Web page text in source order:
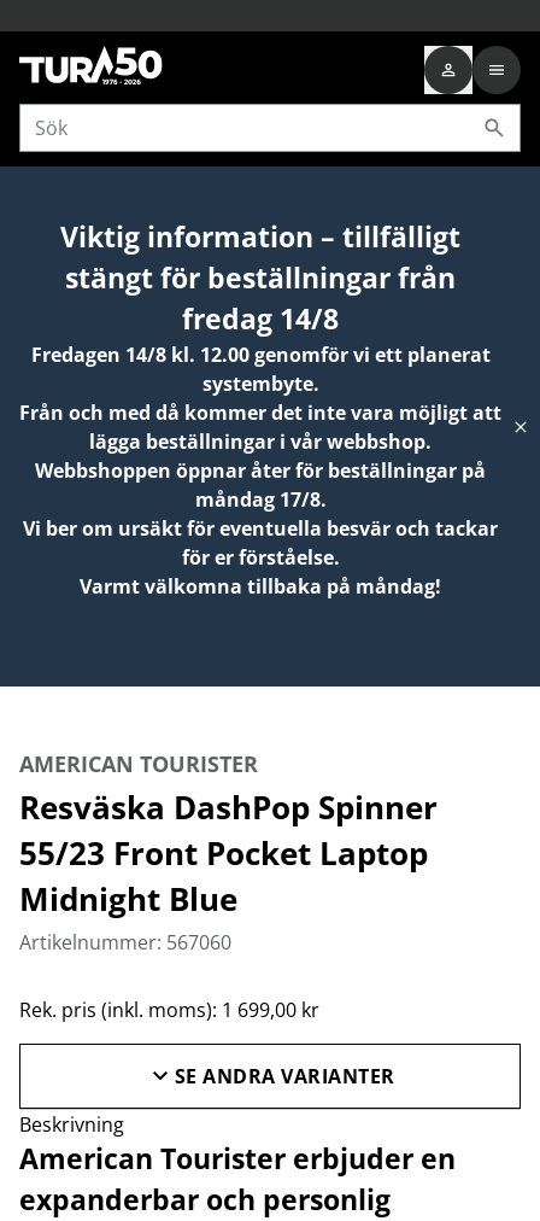
Viktig information – tillfälligt
stängt för beställningar från
fredag 14/8
Fredagen 14/8 kl. 12.00 genomför vi ett planerat
systembyte.
Från och med då kommer det inte vara möjligt att
lägga beställningar i vår webbshop.
Webbshoppen öppnar åter för beställningar på
måndag 17/8.
Vi ber om ursäkt för eventuella besvär och tackar
för er förståelse.
Varmt välkomna tillbaka på måndag!
AMERICAN TOURISTER
Resväska DashPop Spinner
55/23 Front Pocket Laptop
Midnight Blue
Artikelnummer: 567060
Rek. pris (inkl. moms): 1 699,00 kr
SE ANDRA VARIANTER
Beskrivning
American Tourister erbjuder en
expanderbar och personlig